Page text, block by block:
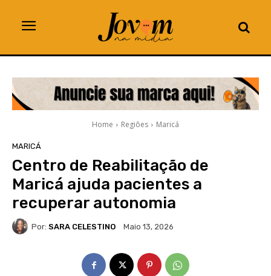
Home Regiões Maricá
MARICÁ
Centro de Reabilitação de
Maricá ajuda pacientes a
recuperar autonomia
Por: SARA CELESTINO Maio 13, 2026